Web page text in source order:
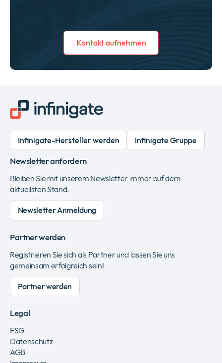
Kontakt aufnehmen
Infinigate-Hersteller werden Infinigate Gruppe
Newsletter anfordern
Bleiben Sie mit unserem Newsletter immer auf dem
aktuellsten Stand.
Newsletter Anmeldung
Partner werden
Registrieren Sie sich als Partner und lassen Sie uns
gemeinsam erfolgreich sein!
Partner werden
Legal
ESG
Datenschutz
AGB